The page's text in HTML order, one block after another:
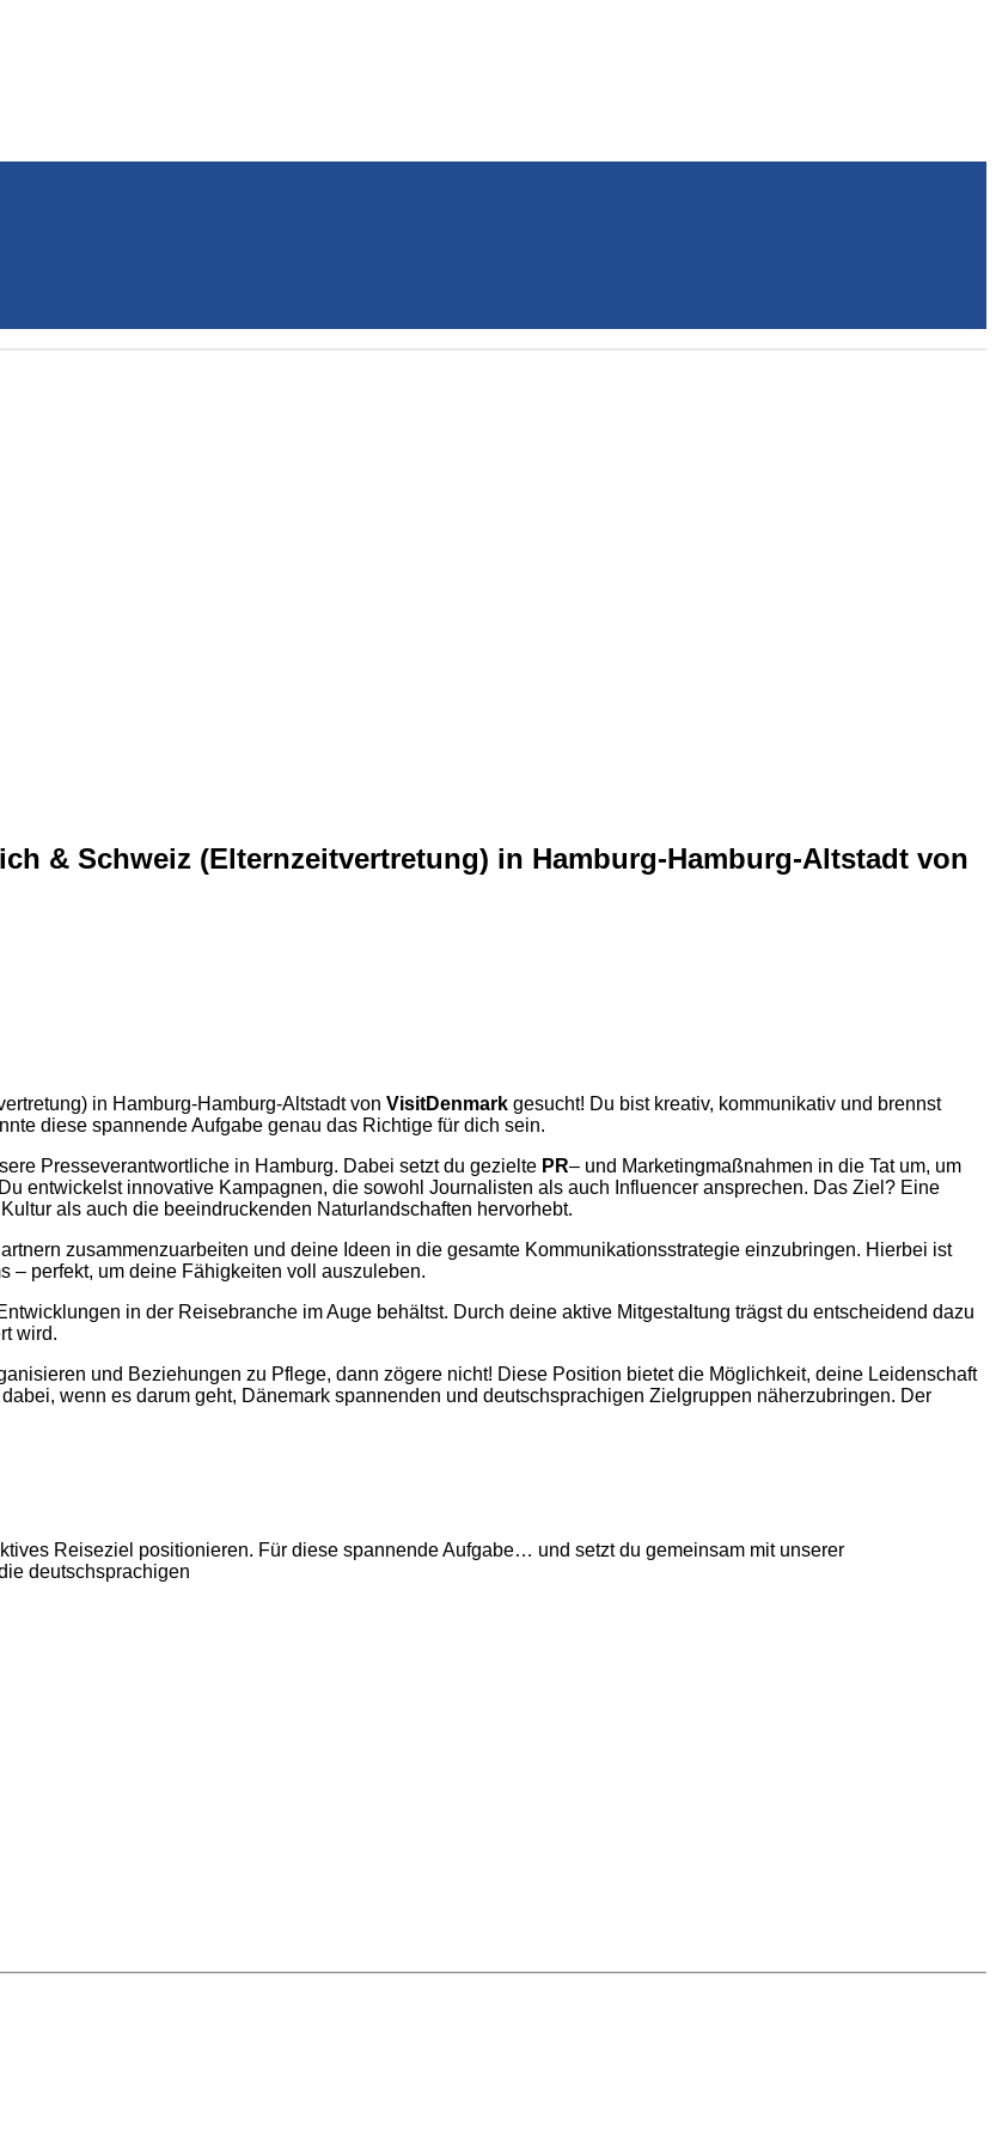
& Schweiz (Elternzeitvertretung) in Hamburg-Hamburg-Altstadt von
in Hamburg-Hamburg-Altstadt von VisitDenmark gesucht! Du bist kreativ, kommunikativ und brennst
diese spannende Aufgabe genau das Richtige für dich sein.
Presseverantwortliche in Hamburg. Dabei setzt du gezielte PR– und Marketingmaßnahmen in die Tat um, um
entwickelst innovative Kampagnen, die sowohl Journalisten als auch Influencer ansprechen. Das Ziel? Eine
als auch die beeindruckenden Naturlandschaften hervorhebt.
zusammenzuarbeiten und deine Ideen in die gesamte Kommunikationsstrategie einzubringen. Hierbei ist
– perfekt, um deine Fähigkeiten voll auszuleben.
in der Reisebranche im Auge behältst. Durch deine aktive Mitgestaltung trägst du entscheidend dazu
wird.
und Beziehungen zu Pflege, dann zögere nicht! Diese Position bietet die Möglichkeit, deine Leidenschaft
wenn es darum geht, Dänemark spannenden und deutschsprachigen Zielgruppen näherzubringen. Der
Reiseziel positionieren. Für diese spannende Aufgabe… und setzt du gemeinsam mit unserer
deutschsprachigen